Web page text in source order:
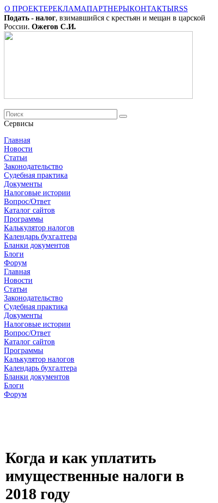
О ПРОЕКТЕРЕКЛАМАПАРТНЕРЫКОНТАКТЫRSS
Подать - налог, взимавшийся с крестьян и мещан в царской
России. Ожегов С.И.
Сервисы
Главная
Новости
Cтатьи
Законодательство
Судебная практика
Документы
Налоговые истории
Вопрос/Ответ
Каталог сайтов
Программы
Калькулятор налогов
Календарь бухгалтера
Бланки документов
Блоги
Форум
Главная
Новости
Cтатьи
Законодательство
Судебная практика
Документы
Налоговые истории
Вопрос/Ответ
Каталог сайтов
Программы
Калькулятор налогов
Календарь бухгалтера
Бланки документов
Блоги
Форум
Когда и как уплатить
имущественные налоги в
2018 году